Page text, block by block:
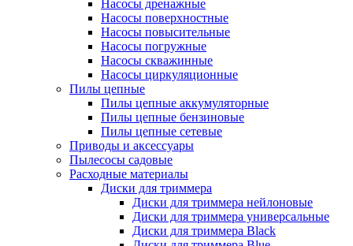
Насосы дренажные
Насосы поверхностные
Насосы повысительные
Насосы погружные
Насосы скважинные
Насосы циркуляционные
Пилы цепные
Пилы цепные аккумуляторные
Пилы цепные бензиновые
Пилы цепные сетевые
Приводы и аксессуары
Пылесосы садовые
Расходные материалы
Диски для триммера
Диски для триммера нейлоновые
Диски для триммера универсальные
Диски для триммера Black